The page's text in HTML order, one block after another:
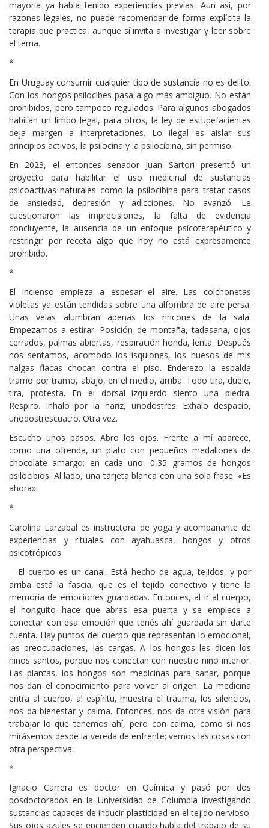
mayoría ya había tenido experiencias previas. Aun así, por
razones legales, no puede recomendar de forma explícita la
terapia que practica, aunque sí invita a investigar y leer sobre
el tema.
*
En Uruguay consumir cualquier tipo de sustancia no es delito.
Con los hongos psilocibes pasa algo más ambiguo. No están
prohibidos, pero tampoco regulados. Para algunos abogados
habitan un limbo legal, para otros, la ley de estupefacientes
deja margen a interpretaciones. Lo ilegal es aislar sus
principios activos, la psilocina y la psilocibina, sin permiso.
En 2023, el entonces senador Juan Sartori presentó un
proyecto para habilitar el uso medicinal de sustancias
psicoactivas naturales como la psilocibina para tratar casos
de ansiedad, depresión y adicciones. No avanzó. Le
cuestionaron las imprecisiones, la falta de evidencia
concluyente, la ausencia de un enfoque psicoterapéutico y
restringir por receta algo que hoy no está expresamente
prohibido.
*
El incienso empieza a espesar el aire. Las colchonetas
violetas ya están tendidas sobre una alfombra de aire persa.
Unas velas alumbran apenas los rincones de la sala.
Empezamos a estirar. Posición de montaña, tadasana, ojos
cerrados, palmas abiertas, respiración honda, lenta. Después
nos sentamos, acomodo los isquiones, los huesos de mis
nalgas flacas chocan contra el piso. Enderezo la espalda
tramo por tramo, abajo, en el medio, arriba. Todo tira, duele,
tira, protesta. En el dorsal izquierdo siento una piedra.
Respiro. Inhalo por la nariz, unodostres. Exhalo despacio,
unodostrescuatro. Otra vez.
Escucho unos pasos. Abro los ojos. Frente a mí aparece,
como una ofrenda, un plato con pequeños medallones de
chocolate amargo; en cada uno, 0,35 gramos de hongos
psilocibios. Al lado, una tarjeta blanca con una sola frase: «Es
ahora».
*
Carolina Larzabal es instructora de yoga y acompañante de
experiencias y rituales con ayahuasca, hongos y otros
psicotrópicos.
—El cuerpo es un canal. Está hecho de agua, tejidos, y por
arriba está la fascia, que es el tejido conectivo y tiene la
memoria de emociones guardadas. Entonces, al ir al cuerpo,
el honguito hace que abras esa puerta y se empiece a
conectar con esa emoción que tenés ahí guardada sin darte
cuenta. Hay puntos del cuerpo que representan lo emocional,
las preocupaciones, las cargas. A los hongos les dicen los
niños santos, porque nos conectan con nuestro niño interior.
Las plantas, los hongos son medicinas para sanar, porque
nos dan el conocimiento para volver al origen. La medicina
entra al cuerpo, al espíritu, muestra el trauma, los silencios,
nos da bienestar y calma. Entonces, nos da otra visión para
trabajar lo que tenemos ahí, pero con calma, como si nos
mirásemos desde la vereda de enfrente; vemos las cosas con
otra perspectiva.
*
Ignacio Carrera es doctor en Química y pasó por dos
posdoctorados en la Universidad de Columbia investigando
sustancias capaces de inducir plasticidad en el tejido nervioso.
Sus ojos azules se encienden cuando habla del trabajo de su